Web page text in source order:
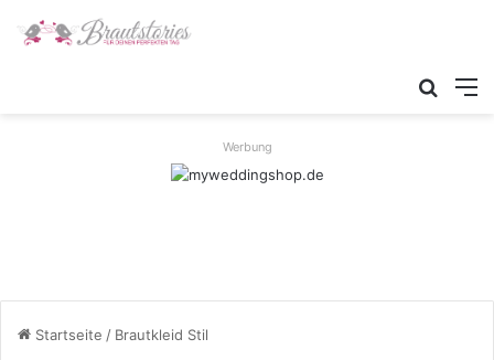
Werbung
Startseite / Brautkleid Stil